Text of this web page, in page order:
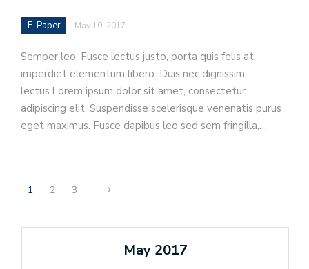
E-Paper May 10, 2017
Semper leo. Fusce lectus justo, porta quis felis at,
imperdiet elementum libero. Duis nec dignissim
lectus.Lorem ipsum dolor sit amet, consectetur
adipiscing elit. Suspendisse scelerisque venenatis purus
eget maximus. Fusce dapibus leo sed sem fringilla,…
1 2 3
May 2017